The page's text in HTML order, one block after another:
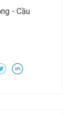
- Cầu